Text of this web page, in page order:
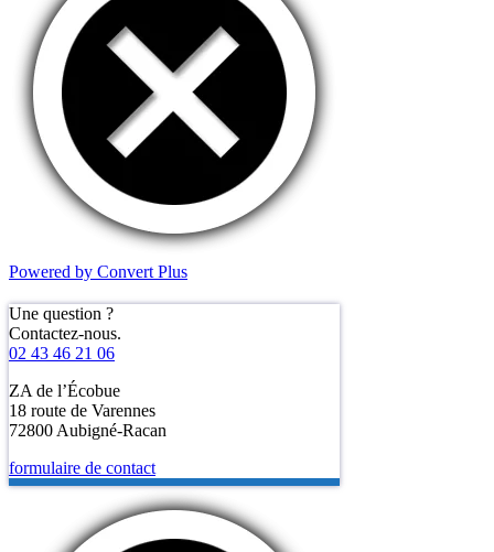
Powered by Convert Plus
Une question ?
Contactez-nous.
02 43 46 21 06
ZA de l’Écobue
18 route de Varennes
72800 Aubigné-Racan
formulaire de contact